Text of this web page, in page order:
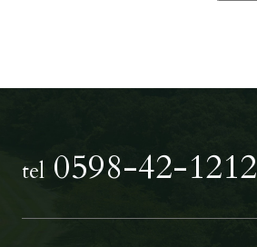
tel 0598-42-1212